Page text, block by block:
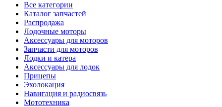
Все категории
Каталог запчастей
Распродажа
Лодочные моторы
Аксессуары для моторов
Запчасти для моторов
Лодки и катера
Аксессуары для лодок
Прицепы
Эхолокация
Навигация и радиосвязь
Мототехника